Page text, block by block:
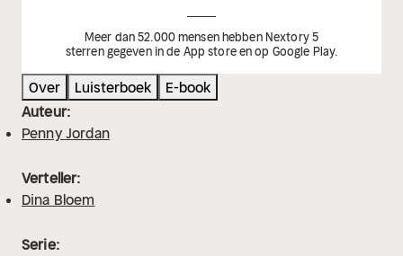
Meer dan 52.000 mensen hebben Nextory 5
sterren gegeven in de App store en op Google Play.
Over Luisterboek
E-book
Auteur:
Penny Jordan
Verteller:
Dina Bloem
Serie: